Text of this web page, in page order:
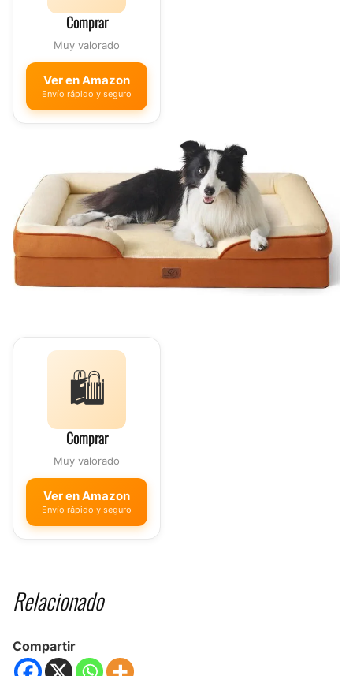
Comprar
Muy valorado
Ver en Amazon
Envío rápido y seguro
🛍️
Comprar
Muy valorado
Ver en Amazon
Envío rápido y seguro
Relacionado
Compartir